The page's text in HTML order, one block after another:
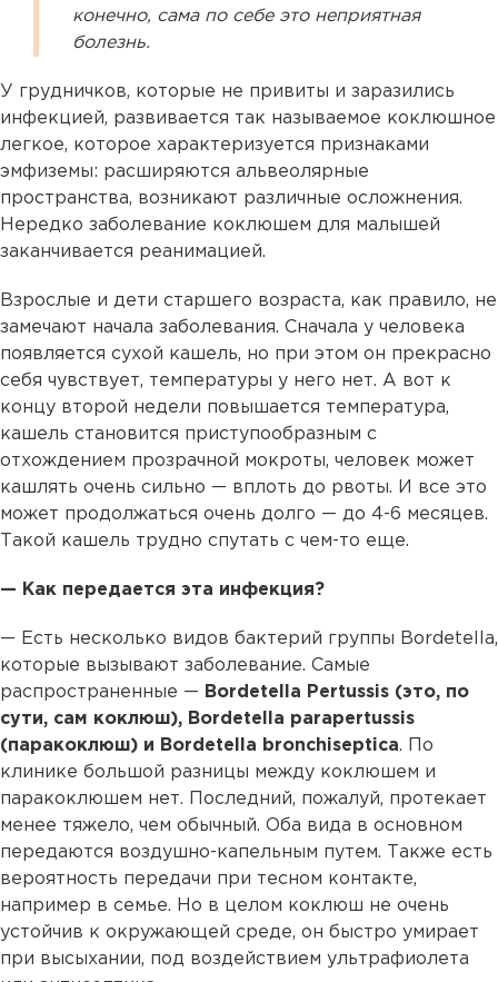
конечно, сама по себе это неприятная
болезнь.
У грудничков, которые не привиты и заразились
инфекцией, развивается так называемое коклюшное
легкое, которое характеризуется признаками
эмфиземы: расширяются альвеолярные
пространства, возникают различные осложнения.
Нередко заболевание коклюшем для малышей
заканчивается реанимацией.
Взрослые и дети старшего возраста, как правило, не
замечают начала заболевания. Сначала у человека
появляется сухой кашель, но при этом он прекрасно
себя чувствует, температуры у него нет. А вот к
концу второй недели повышается температура,
кашель становится приступообразным с
отхождением прозрачной мокроты, человек может
кашлять очень сильно — вплоть до рвоты. И все это
может продолжаться очень долго — до 4-6 месяцев.
Такой кашель трудно спутать с чем-то еще.
— Как передается эта инфекция?
— Есть несколько видов бактерий группы Bordetella,
которые вызывают заболевание. Самые
распространенные — Bordetella Pertussis (это, по
сути, сам коклюш), Bordetella parapertussis
(паракоклюш) и Bordetella bronchiseptica. По
клинике большой разницы между коклюшем и
паракоклюшем нет. Последний, пожалуй, протекает
менее тяжело, чем обычный. Оба вида в основном
передаются воздушно-капельным путем. Также есть
вероятность передачи при тесном контакте,
например в семье. Но в целом коклюш не очень
устойчив к окружающей среде, он быстро умирает
при высыхании, под воздействием ультрафиолета